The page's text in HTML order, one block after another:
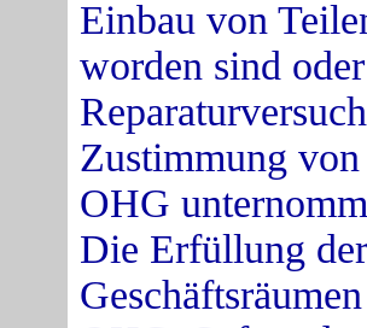
Einbau von
worden sind
Zustimmung
OHG
Die Erfüllung